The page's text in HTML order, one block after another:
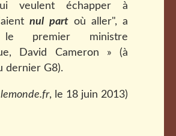
veulent échapper à
nul partoù aller", a
le premier ministre
David Cameron » (à
dernier G8).
lemonde.fr, le 18 juin 2013)